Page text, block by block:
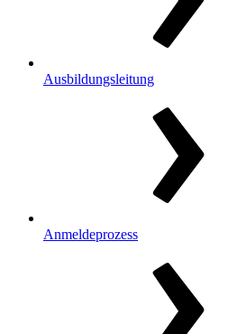
Ausbildungsleitung
Anmeldeprozess